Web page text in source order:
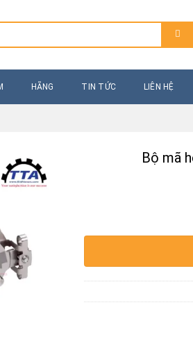
HÃNG TIN TỨC LIÊN HỆ
Bộ mã